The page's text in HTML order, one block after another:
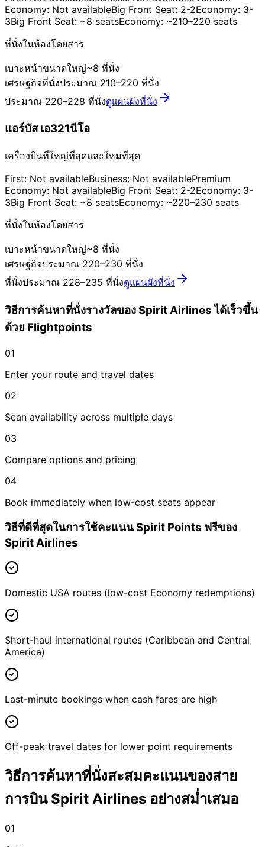
Economy: Not availableBig Front Seat: 2-2Economy: 3-
3Big Front Seat: ~8 seatsEconomy: ~210–220 seats
ที่นั่งในห้องโดยสาร
เบาะหน้าขนาดใหญ่~8 ที่นั่ง
เศรษฐกิจที่นั่งประมาณ 210–220 ที่นั่ง
ประมาณ 220–228 ที่นั่งดูแผนผังที่นั่ง
แอร์บัส เอ321นีโอ
เครื่องบินที่ใหญ่ที่สุดและใหม่ที่สุด
First: Not availableBusiness: Not availablePremium
Economy: Not availableBig Front Seat: 2-2Economy: 3-
3Big Front Seat: ~8 seatsEconomy: ~220–230 seats
ที่นั่งในห้องโดยสาร
เบาะหน้าขนาดใหญ่~8 ที่นั่ง
เศรษฐกิจประมาณ 220–230 ที่นั่ง
ที่นั่งประมาณ 228–235 ที่นั่งดูแผนผังที่นั่ง
วิธีการค้นหาที่นั่งรางวัลของ Spirit Airlines ได้เร็วขึ้น
ด้วย Flightpoints
01
Enter your route and travel dates
02
Scan availability across multiple days
03
Compare options and pricing
04
Book immediately when low-cost seats appear
วิธีที่ดีที่สุดในการใช้คะแนน Spirit Points ฟรีของ
Spirit Airlines
Domestic USA routes (low-cost Economy redemptions)
Short-haul international routes (Caribbean and Central
America)
Last-minute bookings when cash fares are high
Off-peak travel dates for lower point requirements
วิธีการค้นหาที่นั่งสะสมคะแนนของสาย
การบิน Spirit Airlines อย่างสม่ำเสมอ
01